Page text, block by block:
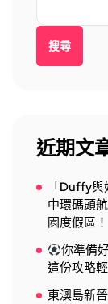
搜尋
近期文
「Duffy
中環碼頭
園度假區！
你準備
這份攻略
東澳島新